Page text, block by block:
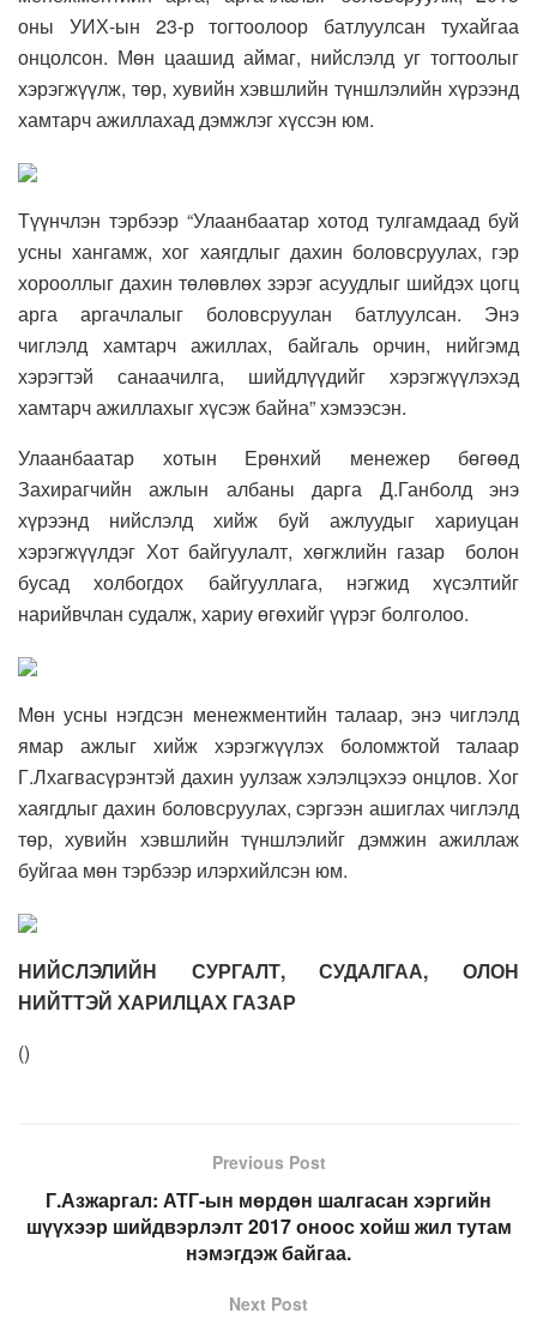
оны УИХ-ын 23-р тогтоолоор батлуулсан тухайгаа
онцолсон. Мөн цаашид аймаг, нийслэлд уг тогтоолыг
хэрэгжүүлж, төр, хувийн хэвшлийн түншлэлийн хүрээнд
хамтарч ажиллахад дэмжлэг хүссэн юм.
Түүнчлэн тэрбээр “Улаанбаатар хотод тулгамдаад буй
усны хангамж, хог хаягдлыг дахин боловсруулах, гэр
хорооллыг дахин төлөвлөх зэрэг асуудлыг шийдэх цогц
арга аргачлалыг боловсруулан батлуулсан. Энэ
чиглэлд хамтарч ажиллах, байгаль орчин, нийгэмд
хэрэгтэй санаачилга, шийдлүүдийг хэрэгжүүлэхэд
хамтарч ажиллахыг хүсэж байна” хэмээсэн.
Улаанбаатар хотын Ерөнхий менежер бөгөөд
Захирагчийн ажлын албаны дарга Д.Ганболд энэ
хүрээнд нийслэлд хийж буй ажлуудыг хариуцан
хэрэгжүүлдэг Хот байгуулалт, хөгжлийн газар болон
бусад холбогдох байгууллага, нэгжид хүсэлтийг
нарийвчлан судалж, хариу өгөхийг үүрэг болголоо.
Мөн усны нэгдсэн менежментийн талаар, энэ чиглэлд
ямар ажлыг хийж хэрэгжүүлэх боломжтой талаар
Г.Лхагвасүрэнтэй дахин уулзаж хэлэлцэхээ онцлов. Хог
хаягдлыг дахин боловсруулах, сэргээн ашиглах чиглэлд
төр, хувийн хэвшлийн түншлэлийг дэмжин ажиллаж
буйгаа мөн тэрбээр илэрхийлсэн юм.
НИЙСЛЭЛИЙН СУРГАЛТ, СУДАЛГАА, ОЛОН
НИЙТТЭЙ ХАРИЛЦАХ ГАЗАР
()
Previous Post
Г.Азжаргал: АТГ-ын мөрдөн шалгасан хэргийн
шүүхээр шийдвэрлэлт 2017 оноос хойш жил тутам
нэмэгдэж байгаа.
Next Post